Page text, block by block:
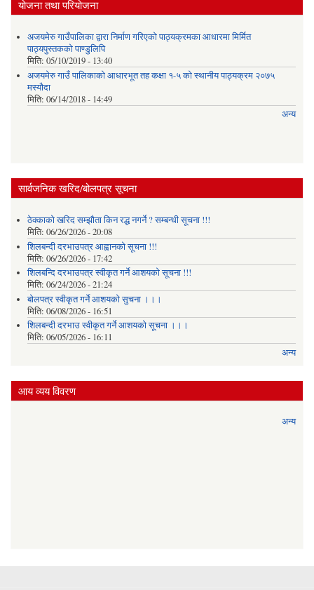
योजना तथा परियोजना
अजयमेरु गाउँपालिका द्वारा निर्माण गरिएको पाठ्यक्रमका आधारमा मिर्मित
पाठ्यपुस्तकको पाण्डुलिपि
मिति: 05/10/2019 - 13:40
अजयमेरु गाउँ पालिकाको आधारभूत तह कक्षा १-५ को स्थानीय पाठ्यक्रम २०७५
मस्यौदा
मिति: 06/14/2018 - 14:49
अन्य
सार्वजनिक खरिद/बोलपत्र सूचना
ठेक्काको खरिद सम्झौता किन रद्ध नगर्ने ? सम्बन्धी सूचना !!!
मिति: 06/26/2026 - 20:08
शिलबन्दी दरभाउपत्र आह्वानको सूचना !!!
मिति: 06/26/2026 - 17:42
शिलबन्दि दरभाउपत्र स्वीकृत गर्ने आशयकाे सूचना !!!
मिति: 06/24/2026 - 21:24
बोलपत्र स्वीकृत गर्ने आशयको सुचना ।।।
मिति: 06/08/2026 - 16:51
शिलबन्दी दरभाउ स्वीकृत गर्ने आशयको सूचना ।।।
मिति: 06/05/2026 - 16:11
अन्य
आय व्यय विवरण
अन्य